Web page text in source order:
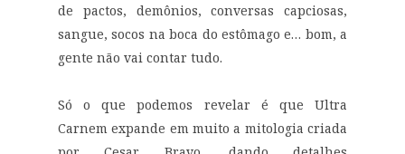
de pactos, demônios, conversas capciosas,
sangue, socos na boca do estômago e… bom, a
gente não vai contar tudo.
Só o que podemos revelar é que Ultra
Carnem expande em muito a mitologia criada